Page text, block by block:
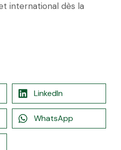
international dès la
LinkedIn
WhatsApp